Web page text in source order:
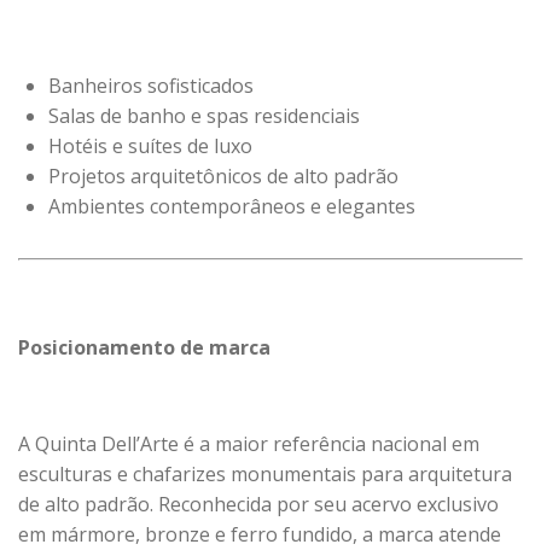
Banheiros sofisticados
Salas de banho e spas residenciais
Hotéis e suítes de luxo
Projetos arquitetônicos de alto padrão
Ambientes contemporâneos e elegantes
Posicionamento de marca
A Quinta Dell’Arte é a maior referência nacional em
esculturas e chafarizes monumentais para arquitetura
de alto padrão. Reconhecida por seu acervo exclusivo
em mármore, bronze e ferro fundido, a marca atende